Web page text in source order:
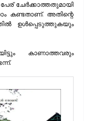
ചേർക്കാത്തതുമായി
കണ്ടതാണ്. അതിന്റെ
ഉൾപ്പെടുത്തുകയും
കാണാത്തവരും